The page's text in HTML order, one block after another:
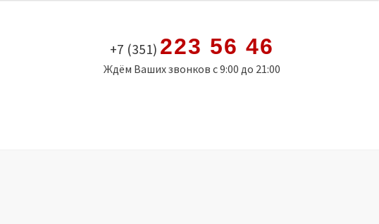
+7 (351) 223 56 46
Ждём Ваших звонков с 9:00 до 21:00